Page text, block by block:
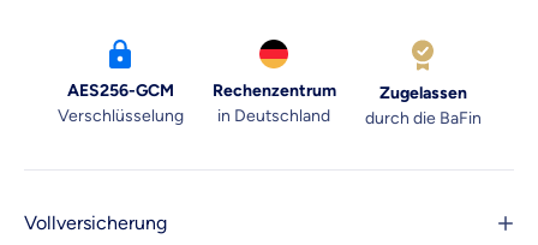
AES256-GCM
Verschlüsselung
Rechenzentrum
in Deutschland
Zugelassen
durch die BaFin
Vollversicherung